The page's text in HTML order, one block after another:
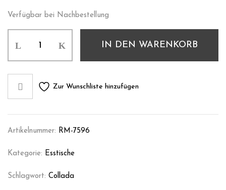
Verfügbar bei Nachbestellung
IN DEN WARENKORB
Zur Wunschliste hinzufügen
Artikelnummer: RM-7596
Kategorie: Esstische
Schlagwort: Collada